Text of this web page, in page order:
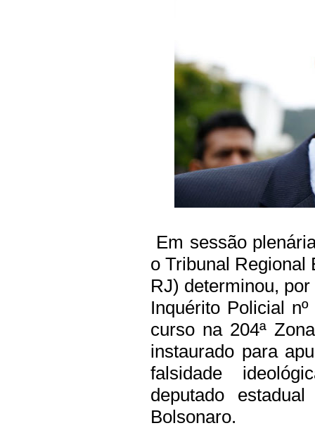
Em sessão
o Tribunal Regional
RJ) determinou,
Inquérito Policial
curso na 204ª
instaurado para
falsidade
deputado
Bolsonaro.